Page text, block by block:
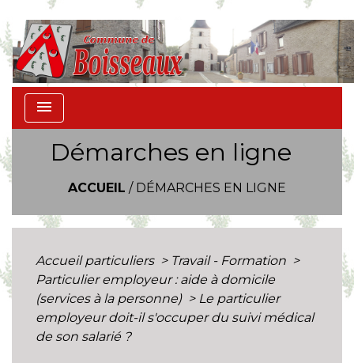
menu
Démarches en ligne
ACCUEIL / DÉMARCHES EN LIGNE
Accueil particuliers > Travail - Formation >
Particulier employeur : aide à domicile
(services à la personne) > Le particulier
employeur doit-il s'occuper du suivi médical
de son salarié ?